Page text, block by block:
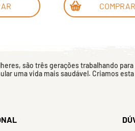
COMPRAR
são três gerações trabalhando
uma vida mais saudável. Criamos